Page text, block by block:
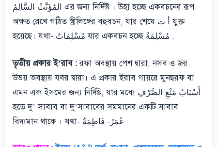
المُؤَنَّثُ السَّالِمُ এর জন্য নির্দিষ্ট । উহা হচ্ছে একবচনের রূপ
অক্ষত রেখে গঠিত স্ত্রীলিঙ্গের বহুবচন, যার শেষে أ ت যুক্ত
হয়েছে। যথা- مُسْلِمَاتٌ যার একবচন হচ্ছে مُسْلِمَةٌ .
তৃতীয় প্রকার ই’রাব :রফা অবস্থায় পেশ দ্বারা, নসব ও জর
উভয় অবস্থায় যবর দ্বারা। এ প্রকার ইরাব গায়রে মুনছরফ বা
এমন এক ইসমের জন্য নির্দিষ্ট, যার মধ্যে أَسْبَابُ مَنْعِ الصَّرْفِ
হতে দু’ সাবাব বা দু’সাবাবের সমমানের একটি সাবাব
বিদ্যমান থাকে । যথা- عُمَرُ- فَاطِمَةُ